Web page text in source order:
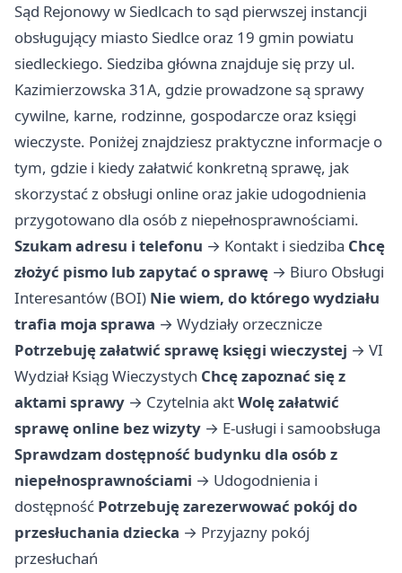
Sąd Rejonowy w Siedlcach to sąd pierwszej instancji
obsługujący miasto Siedlce oraz 19 gmin powiatu
siedleckiego. Siedziba główna znajduje się przy ul.
Kazimierzowska 31A, gdzie prowadzone są sprawy
cywilne, karne, rodzinne, gospodarcze oraz księgi
wieczyste. Poniżej znajdziesz praktyczne informacje o
tym, gdzie i kiedy załatwić konkretną sprawę, jak
skorzystać z obsługi online oraz jakie udogodnienia
przygotowano dla osób z niepełnosprawnościami.
Szukam adresu i telefonu → Kontakt i siedziba Chcę
złożyć pismo lub zapytać o sprawę → Biuro Obsługi
Interesantów (BOI) Nie wiem, do którego wydziału
trafia moja sprawa → Wydziały orzecznicze
Potrzebuję załatwić sprawę księgi wieczystej → VI
Wydział Ksiąg Wieczystych Chcę zapoznać się z
aktami sprawy → Czytelnia aktWolę załatwić
sprawę online bez wizyty → E-usługi i samoobsługa
Sprawdzam dostępność budynku dla osób z
niepełnosprawnościami → Udogodnienia i
dostępność Potrzebuję zarezerwować pokój do
przesłuchania dziecka → Przyjazny pokój
przesłuchań